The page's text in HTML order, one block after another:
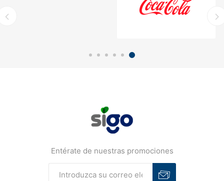
Entérate de nuestras promociones